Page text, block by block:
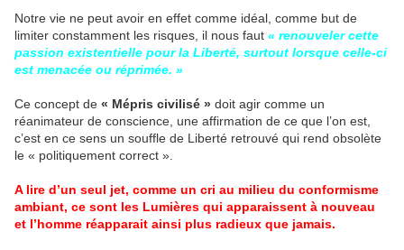
Notre vie ne peut avoir en effet comme idéal, comme but de
limiter constamment les risques, il nous faut « renouveler cette
passion existentielle pour la Liberté, surtout lorsque celle-ci
est menacée ou réprimée. »
Ce concept de « Mépris civilisé » doit agir comme un
réanimateur de conscience, une affirmation de ce que l’on est,
c’est en ce sens un souffle de Liberté retrouvé qui rend obsolète
le « politiquement correct ».
A lire d’un seul jet, comme un cri au milieu du conformisme
ambiant, ce sont les Lumières qui apparaissent à nouveau
et l’homme réapparait ainsi plus radieux que jamais.